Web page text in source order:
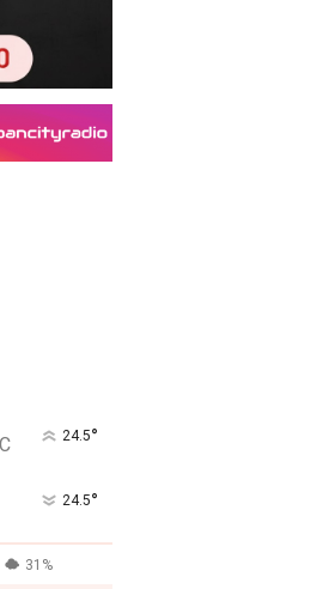
C 24.5°
24.5°
31%